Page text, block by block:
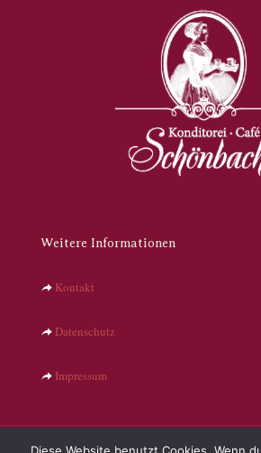
Weitere Informationen
Kontakt
Datenschutz
Impressum